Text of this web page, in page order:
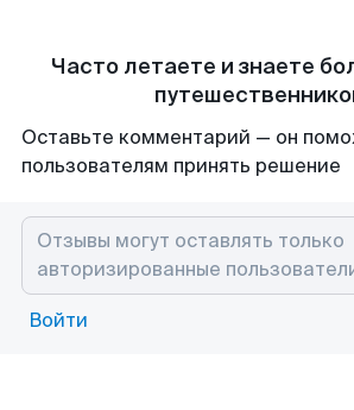
Часто летаете и знаете
Оставьте комментарий — он
пользователям принять решение
Войти